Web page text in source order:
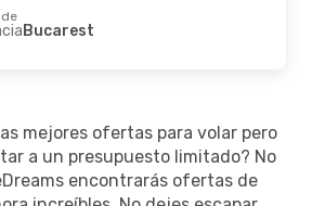
Bucarest
mejores ofertas para volar pero
a un presupuesto limitado? No
encontrarás ofertas de